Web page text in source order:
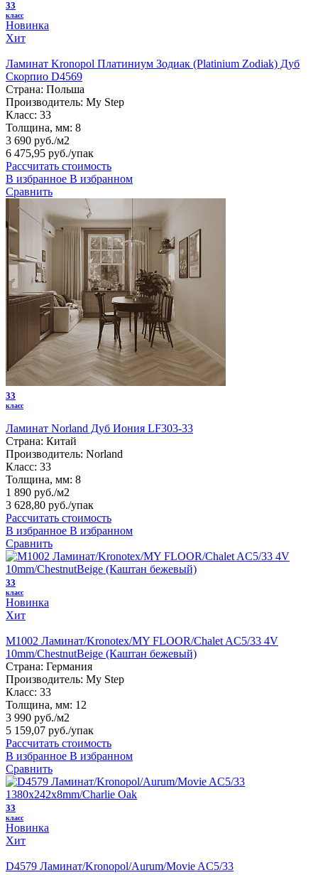
33
класс
Новинка
Хит
Ламинат Kronopol Платиниум Зодиак (Platinium Zodiak) Дуб
Скорпио D4569
Страна: Польша
Производитель: My Step
Класс: 33
Толщина, мм: 8
3 690 руб./м2
6 475,95 руб./упак
Рассчитать стоимость
В избранное В избранном
Сравнить
33
класс
Ламинат Norland Дуб Иония LF303-33
Страна: Китай
Производитель: Norland
Класс: 33
Толщина, мм: 8
1 890 руб./м2
3 628,80 руб./упак
Рассчитать стоимость
В избранное В избранном
Сравнить
33
класс
Новинка
Хит
M1002 Ламинат/Kronotex/MY FLOOR/Chalet AC5/33 4V
10mm/ChestnutBeige (Каштан бежевый)
Страна: Германия
Производитель: My Step
Класс: 33
Толщина, мм: 12
3 990 руб./м2
5 159,07 руб./упак
Рассчитать стоимость
В избранное В избранном
Сравнить
33
класс
Новинка
Хит
D4579 Ламинат/Kronopol/Aurum/Movie AC5/33